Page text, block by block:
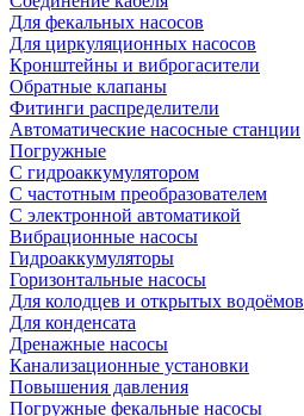
Для фекальных насосов
Для циркуляционных насосов
Кронштейны и виброгасители
Обратные клапаны
Фитинги распределители
Автоматические насосные станции
Погружные
С гидроаккумулятором
С частотным преобразователем
С электронной автоматикой
Вибрационные насосы
Гидроаккумуляторы
Горизонтальные насосы
Для колодцев и открытых водоёмов
Для конденсата
Дренажные насосы
Канализационные установки
Повышения давления
Погружные фекальные насосы